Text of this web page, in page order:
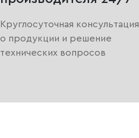
Круглосуточная консультация
о продукции и решение
технических вопросов